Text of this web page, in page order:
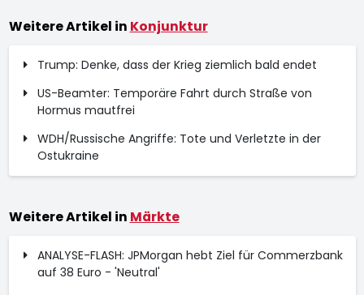
Weitere Artikel in Konjunktur
Trump: Denke, dass der Krieg ziemlich bald endet
US-Beamter: Temporäre Fahrt durch Straße von
Hormus mautfrei
WDH/Russische Angriffe: Tote und Verletzte in der
Ostukraine
Weitere Artikel in Märkte
ANALYSE-FLASH: JPMorgan hebt Ziel für Commerzbank
auf 38 Euro - 'Neutral'